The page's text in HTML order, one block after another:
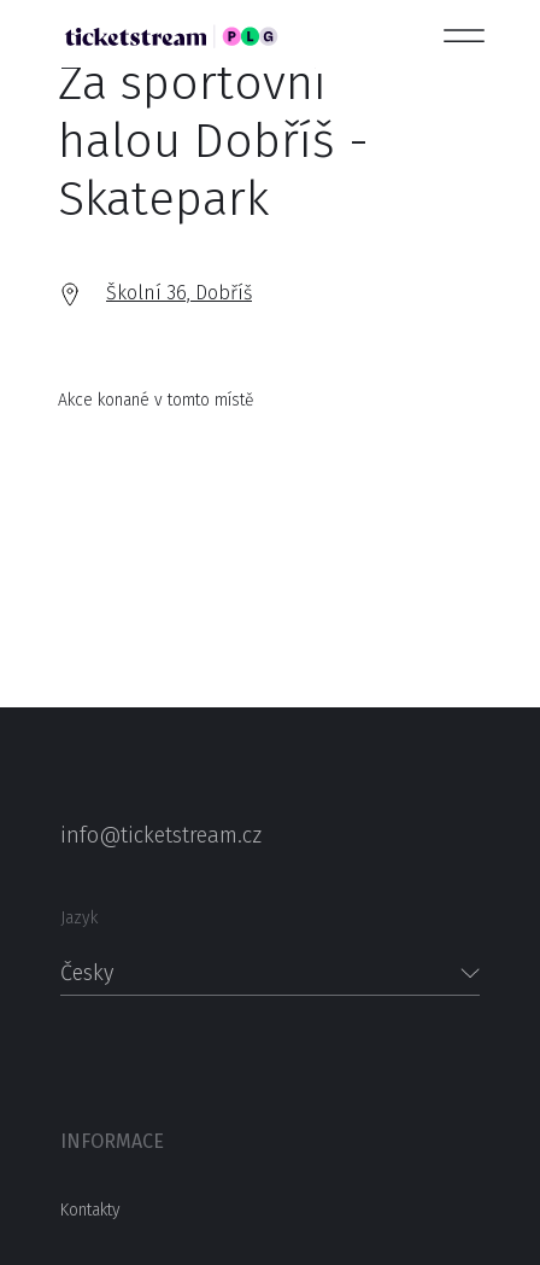
Za sportovní
halou Dobříš -
Skatepark
Školní 36, Dobříš
Akce konané v tomto místě
info@ticketstream.cz
Jazyk
Česky
INFORMACE
Kontakty